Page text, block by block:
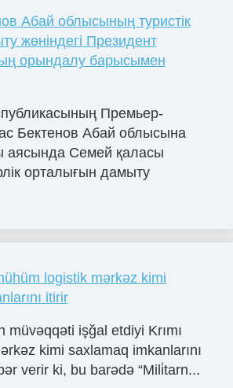
Абай облысының туристік
жөніндегі Президент
орындалу барысымен
Премьер-
Бектенов Абай облысына
аясында Семей қаласы
орталығын дамыту
logistik mərkəz kimi
itirir
müvəqqəti işğal etdiyi Krımı
kimi saxlamaq imkanlarını
verir ki, bu barədə “Mili̇tarn...